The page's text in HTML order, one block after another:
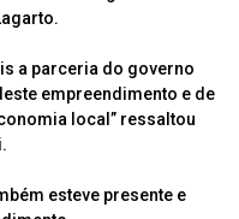
a parceria do governo
empreendimento e de
local” ressaltou
esteve presente e